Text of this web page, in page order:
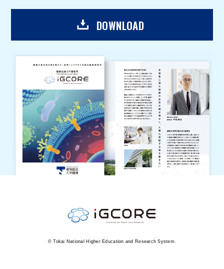
DOWNLOAD
© Tokai National Higher Education and Research System.